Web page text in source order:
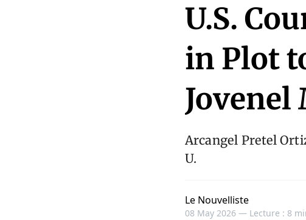
U.S.
in Plot
Jovenel
Arcangel Pretel
U.
Le Nouvelliste
08 May 2026 — Lecture : 8